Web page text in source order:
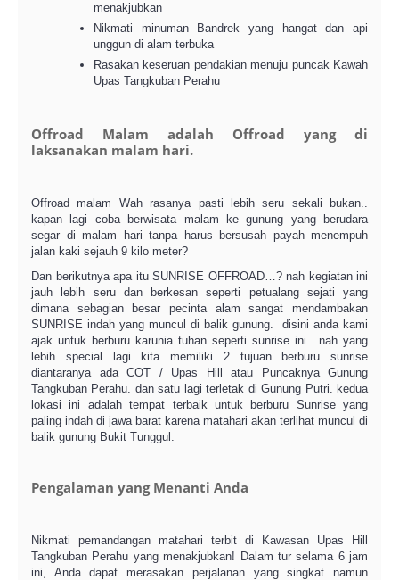
menakjubkan
Nikmati minuman Bandrek yang hangat dan api
unggun di alam terbuka
Rasakan keseruan pendakian menuju puncak Kawah
Upas Tangkuban Perahu
Offroad Malam adalah Offroad yang di
laksanakan malam hari.
Offroad malam Wah rasanya pasti lebih seru sekali bukan..
kapan lagi coba berwisata malam ke gunung yang berudara
segar di malam hari tanpa harus bersusah payah menempuh
jalan kaki sejauh 9 kilo meter?
Dan berikutnya apa itu SUNRISE OFFROAD…? nah kegiatan ini
jauh lebih seru dan berkesan seperti petualang sejati yang
dimana sebagian besar pecinta alam sangat mendambakan
SUNRISE indah yang muncul di balik gunung. disini anda kami
ajak untuk berburu karunia tuhan seperti sunrise ini.. nah yang
lebih special lagi kita memiliki 2 tujuan berburu sunrise
diantaranya ada COT / Upas Hill atau Puncaknya Gunung
Tangkuban Perahu. dan satu lagi terletak di Gunung Putri. kedua
lokasi ini adalah tempat terbaik untuk berburu Sunrise yang
paling indah di jawa barat karena matahari akan terlihat muncul di
balik gunung Bukit Tunggul.
Pengalaman yang Menanti Anda
Nikmati pemandangan matahari terbit di Kawasan Upas Hill
Tangkuban Perahu yang menakjubkan! Dalam tur selama 6 jam
ini, Anda dapat merasakan perjalanan yang singkat namun